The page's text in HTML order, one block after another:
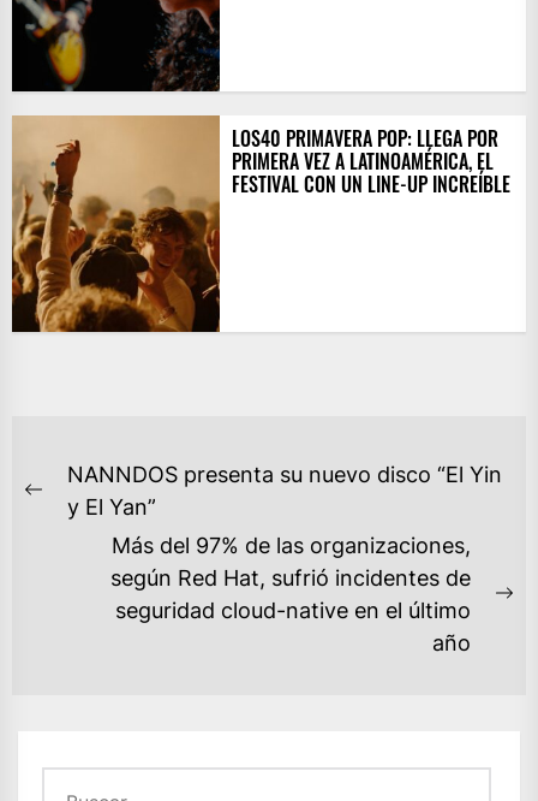
LOS40 PRIMAVERA POP: LLEGA POR
PRIMERA VEZ A LATINOAMÉRICA, EL
FESTIVAL CON UN LINE-UP INCREÍBLE
NAVEGACIÓN
DE
ENTRADAS
Previous
NANNDOS presenta su nuevo disco “El Yin
y El Yan”
Más del 97% de las organizaciones,
según Red Hat, sufrió incidentes de
seguridad cloud-native en el último
año